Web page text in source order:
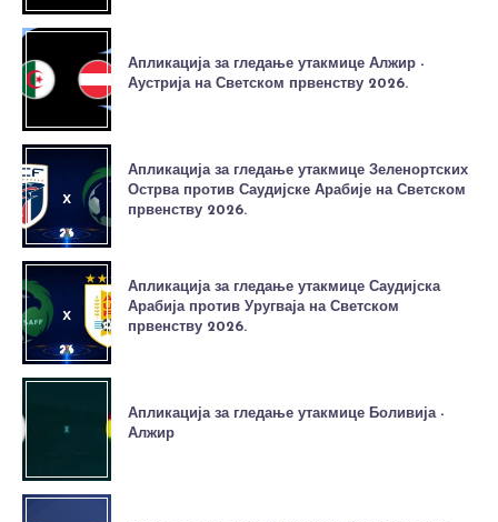
Апликација за гледање утакмице Алжир -
Аустрија на Светском првенству 2026.
Апликација за гледање утакмице Зеленортских
Острва против Саудијске Арабије на Светском
првенству 2026.
Апликација за гледање утакмице Саудијска
Арабија против Уругваја на Светском
првенству 2026.
Апликација за гледање утакмице Боливија -
Алжир